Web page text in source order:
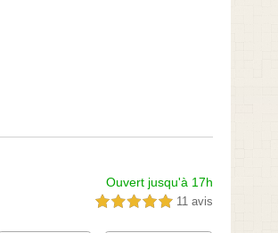
Ouvert jusqu'à 17h
5,0 étoiles sur 5 11 avis